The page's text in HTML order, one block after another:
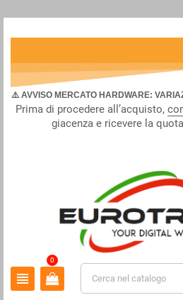
⚠️ AVVISO MERCATO HARDWARE:
Prima di procedere all’acquisto,
giacenza e ricevere la
view_headline
0